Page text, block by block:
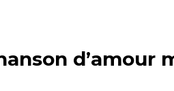
d’amour